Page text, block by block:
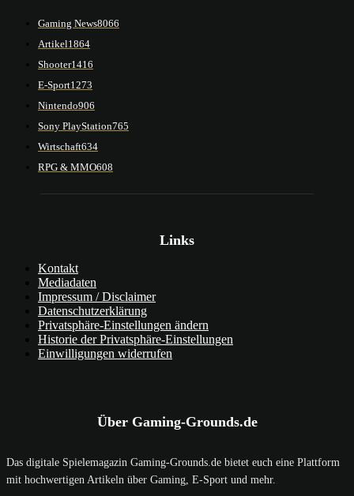
Gaming News8066
Artikel1864
Shooter1416
E-Sport1273
Nintendo906
Sony PlayStation765
Wirtschaft634
RPG & MMO608
Links
Kontakt
Mediadaten
Impressum / Disclaimer
Datenschutzerklärung
Privatsphäre-Einstellungen ändern
Historie der Privatsphäre-Einstellungen
Einwilligungen widerrufen
Über Gaming-Grounds.de
Das digitale Spielemagazin Gaming-Grounds.de bietet euch eine Plattform
mit hochwertigen Artikeln über Gaming, E-Sport und mehr.